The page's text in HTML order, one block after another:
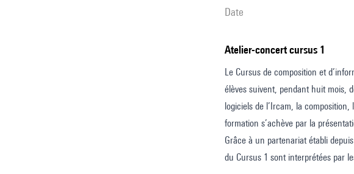
date
Atelier-concert cursus 1
Le Cursus de composition et
élèves suivent, pendant huit mois,
logiciels de l’Ircam, la
formation s’achève par la
Grâce à un partenariat établi
du Cursus 1 sont interprétées par